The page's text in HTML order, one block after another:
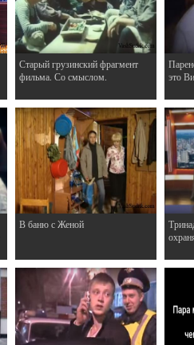
Старый грузинский фрагмент
фильма. Со смыслом.
это
В баню с Женой